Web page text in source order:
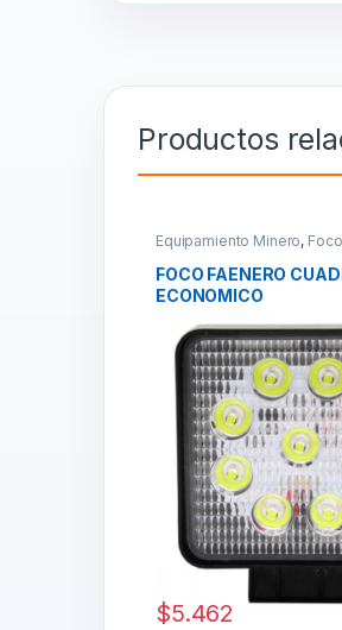
Productos
Equipamiento Minero,
FOCO FAENERO
ECONOMICO
$5.462